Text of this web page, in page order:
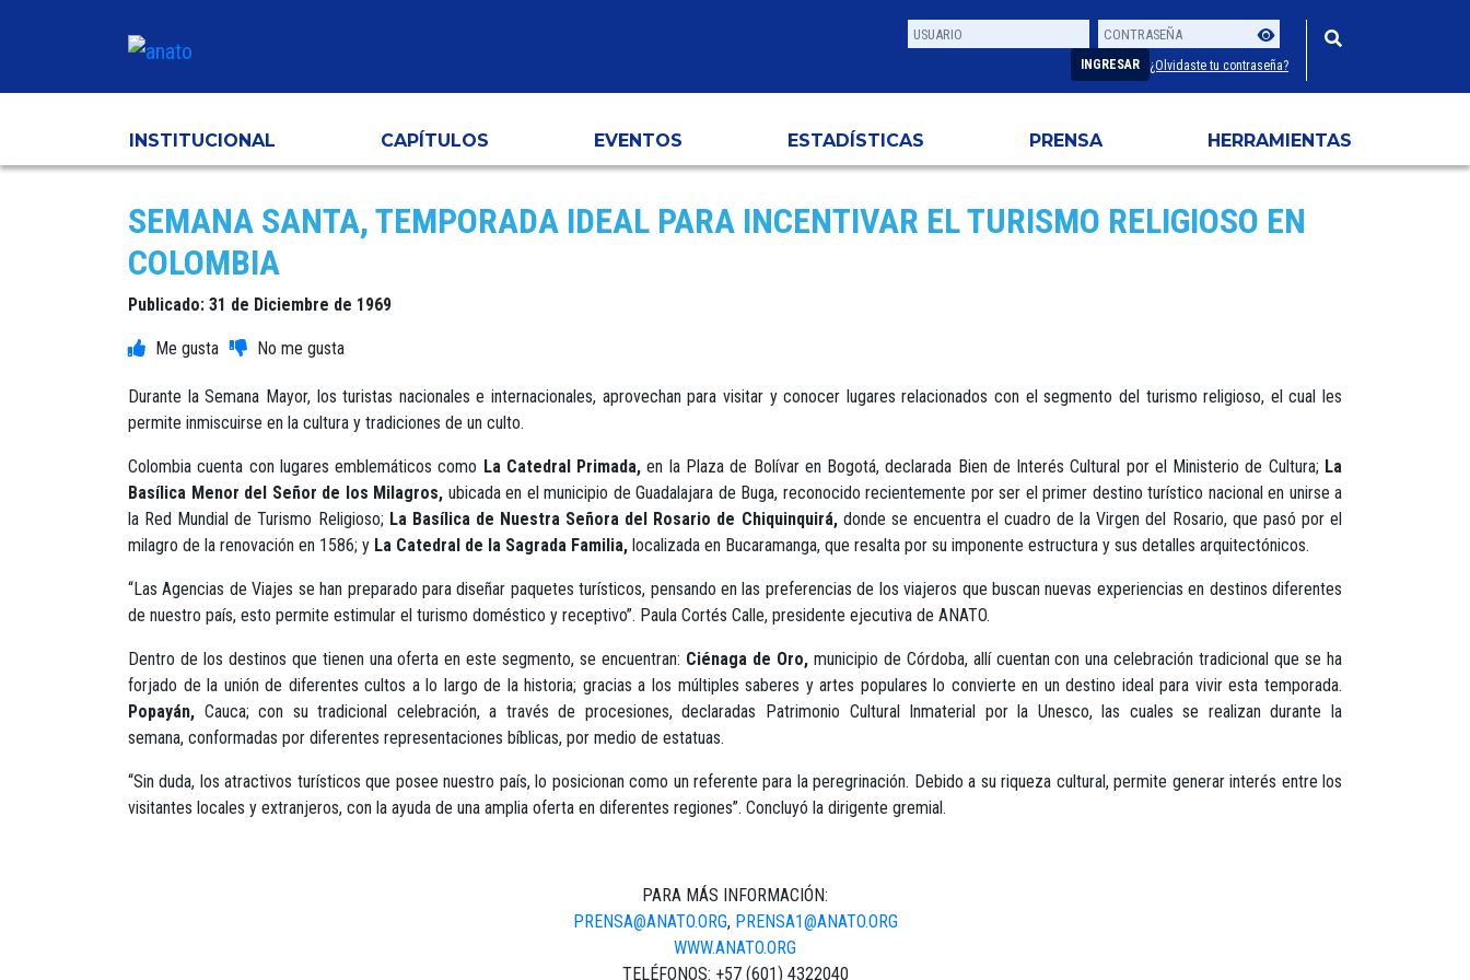
Usuario
Contraseña
INGRESAR ¿Olvidaste tu contraseña?
INSTITUCIONAL CAPÍTULOS EVENTOS ESTADÍSTICAS PRENSA HERRAMIENTAS
SEMANA SANTA, TEMPORADA IDEAL PARA INCENTIVAR EL TURISMO RELIGIOSO EN
COLOMBIA
Publicado: 31 de Diciembre de 1969
Durante la Semana Mayor, los turistas nacionales e internacionales, aprovechan para visitar y conocer lugares relacionados con el segmento del turismo religioso, el cual les
permite inmiscuirse en la cultura y tradiciones de un culto.
Colombia cuenta con lugares emblemáticos como La Catedral Primada,en la Plaza de Bolívar en Bogotá, declarada Bien de Interés Cultural por el Ministerio de Cultura; La
Basílica Menor del Señor de los Milagros, ubicada en el municipio de Guadalajara de Buga, reconocido recientemente por ser el primer destino turístico nacional en unirse a
la Red Mundial de Turismo Religioso; La Basílica de Nuestra Señora del Rosario de Chiquinquirá,donde se encuentra el cuadro de la Virgen del Rosario, que pasó por el
milagro de la renovación en 1586; y La Catedral de la Sagrada Familia, localizada en Bucaramanga, que resalta por su imponente estructura y sus detalles arquitectónicos.
“Las Agencias de Viajes se han preparado para diseñar paquetes turísticos, pensando en las preferencias de los viajeros que buscan nuevas experiencias en destinos diferentes
de nuestro país, esto permite estimular el turismo doméstico y receptivo”. Paula Cortés Calle, presidente ejecutiva de ANATO.
Dentro de los destinos que tienen una oferta en este segmento, se encuentran: Ciénaga de Oro,municipio de Córdoba, allí cuentan con una celebración tradicional que se ha
forjado de la unión de diferentes cultos a lo largo de la historia; gracias a los múltiples saberes y artes populares lo convierte en un destino ideal para vivir esta temporada.
Popayán, Cauca; con su tradicional celebración, a través de procesiones, declaradas Patrimonio Cultural Inmaterial por la Unesco, las cuales se realizan durante la
semana, conformadas por diferentes representaciones bíblicas, por medio de estatuas.
“Sin duda, los atractivos turísticos que posee nuestro país, lo posicionan como un referente para la peregrinación. Debido a su riqueza cultural, permite generar interés entre los
visitantes locales y extranjeros, con la ayuda de una amplia oferta en diferentes regiones”. Concluyó la dirigente gremial.
PARA MÁS INFORMACIÓN:
PRENSA@ANATO.ORG, PRENSA1@ANATO.ORG
WWW.ANATO.ORG
TELÉFONOS: +57 (601) 4322040